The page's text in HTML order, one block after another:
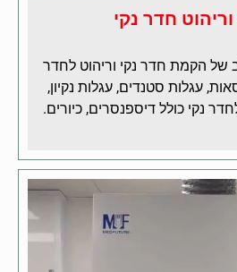
חדר נקי
של הקמת חדר נקי וריהוט לחדר
עגלות סטנדים, עגלות נקיון,